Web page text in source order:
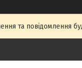
та повідомлення